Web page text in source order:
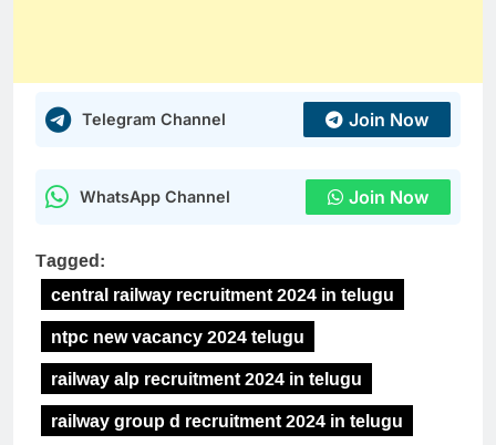
Telegram Channel Join Now
WhatsApp Channel Join Now
Tagged:
central railway recruitment 2024 in telugu
ntpc new vacancy 2024 telugu
railway alp recruitment 2024 in telugu
railway group d recruitment 2024 in telugu